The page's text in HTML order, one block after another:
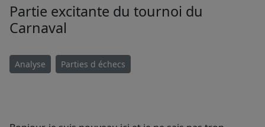
Partie excitante du tournoi du
Carnaval
Analyse Parties d échecs